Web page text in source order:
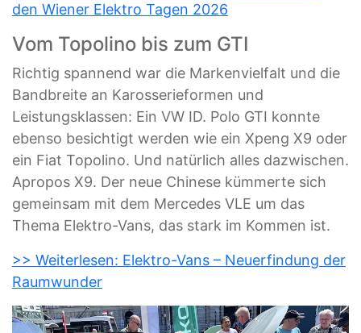
den Wiener Elektro Tagen 2026
Vom Topolino bis zum GTI
Richtig spannend war die Markenvielfalt und die
Bandbreite an Karosserieformen und
Leistungsklassen: Ein VW ID. Polo GTI konnte
ebenso besichtigt werden wie ein Xpeng X9 oder
ein Fiat Topolino. Und natürlich alles dazwischen.
Apropos X9. Der neue Chinese kümmerte sich
gemeinsam mit dem Mercedes VLE um das
Thema Elektro-Vans, das stark im Kommen ist.
>> Weiterlesen: Elektro-Vans – Neuerfindung der
Raumwunder